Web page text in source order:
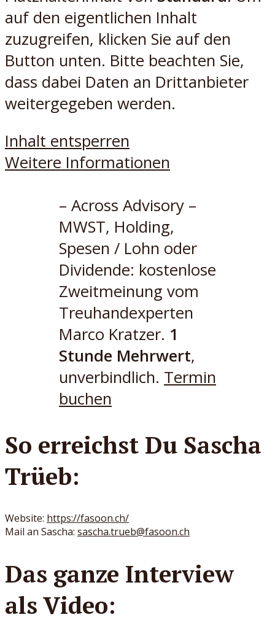
auf den eigentlichen Inhalt
zuzugreifen, klicken Sie auf den
Button unten. Bitte beachten Sie,
dass dabei Daten an Drittanbieter
weitergegeben werden.
Inhalt entsperren
Weitere Informationen
– Across Advisory –
MWST, Holding,
Spesen / Lohn oder
Dividende: kostenlose
Zweitmeinung vom
Treuhandexperten
Marco Kratzer. 1
Stunde Mehrwert,
unverbindlich. ⁠Termin
buchen
So erreichst Du Sascha
Trüeb:
Website: https://fasoon.ch/
Mail an Sascha: sascha.trueb@fasoon.ch
Das ganze Interview
als Video: